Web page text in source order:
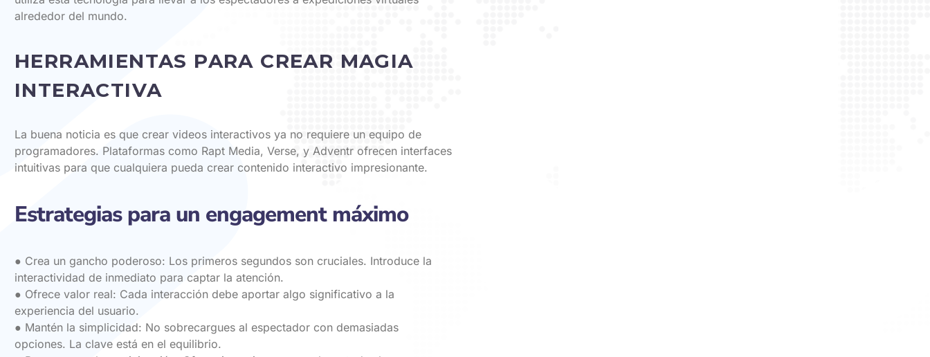
alrededor del mundo.
HERRAMIENTAS PARA CREAR MAGIA
INTERACTIVA
La buena noticia es que crear videos interactivos ya no requiere un equipo de
programadores. Plataformas como Rapt Media, Verse, y Adventr ofrecen interfaces
intuitivas para que cualquiera pueda crear contenido interactivo impresionante.
Estrategias para un engagement máximo
● Crea un gancho poderoso: Los primeros segundos son cruciales. Introduce la
interactividad de inmediato para captar la atención.
● Ofrece valor real: Cada interacción debe aportar algo significativo a la
experiencia del usuario.
● Mantén la simplicidad: No sobrecargues al espectador con demasiadas
opciones. La clave está en el equilibrio.